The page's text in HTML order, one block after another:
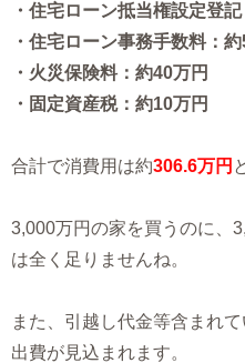
・住宅ローン抵当権設定登
・住宅ローン事務手数料：約
・火災保険料：約40万円
・固定資産税：約10万円
合計で消費用は約306.6万円
3,000万円の家を買うのに、
は全く足りませんね。
また、引越し代金等含まれ
出費が見込まれます。